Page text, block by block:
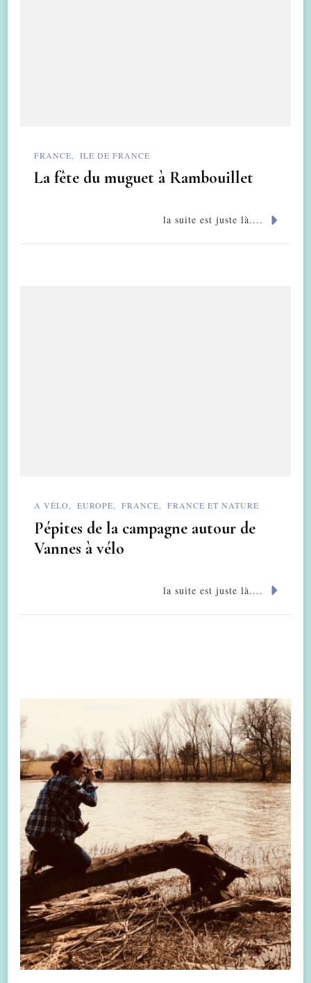
FRANCE ILE DE FRANCE
La fête du muguet à Rambouillet
la suite est juste là....
A VÉLO EUROPE FRANCE FRANCE ET NATURE
Pépites de la campagne autour de
Vannes à vélo
la suite est juste là....